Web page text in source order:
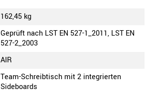
162,45 kg
Geprüft nach LST EN 527-1_2011, LST EN
527-2_2003
AIR
Team-Schreibtisch mit 2 integrierten
Sideboards